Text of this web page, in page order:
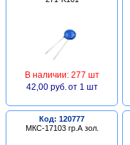
В наличии: 277 шт
42,00 руб. от 1 шт
Код: 120777
МКС-17103 гр.А зол.